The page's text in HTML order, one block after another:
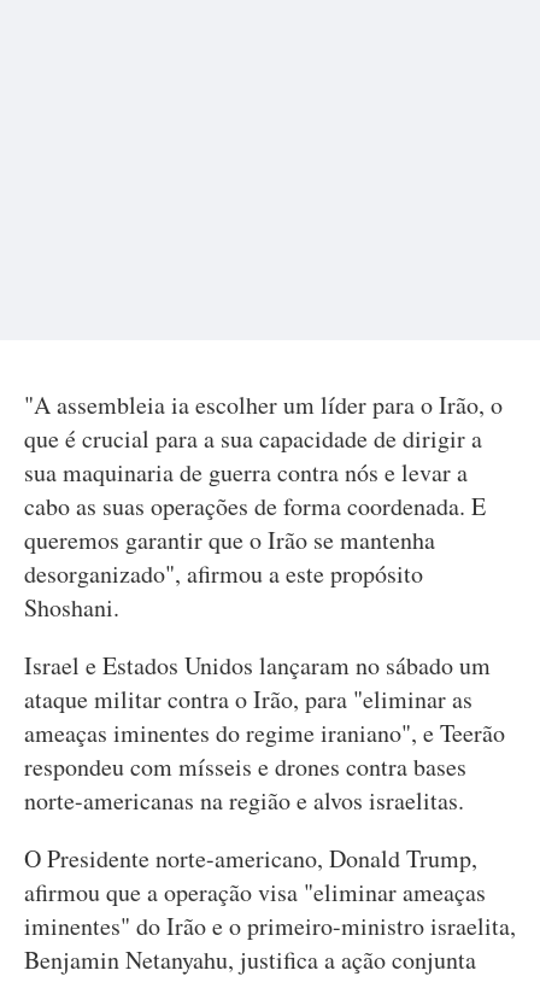
"A assembleia ia escolher um líder para o Irão, o
que é crucial para a sua capacidade de dirigir a
sua maquinaria de guerra contra nós e levar a
cabo as suas operações de forma coordenada. E
queremos garantir que o Irão se mantenha
desorganizado", afirmou a este propósito
Shoshani.
Israel e Estados Unidos lançaram no sábado um
ataque militar contra o Irão, para "eliminar as
ameaças iminentes do regime iraniano", e Teerão
respondeu com mísseis e drones contra bases
norte-americanas na região e alvos israelitas.
O Presidente norte-americano, Donald Trump,
afirmou que a operação visa "eliminar ameaças
iminentes" do Irão e o primeiro-ministro israelita,
Benjamin Netanyahu, justifica a ação conjunta